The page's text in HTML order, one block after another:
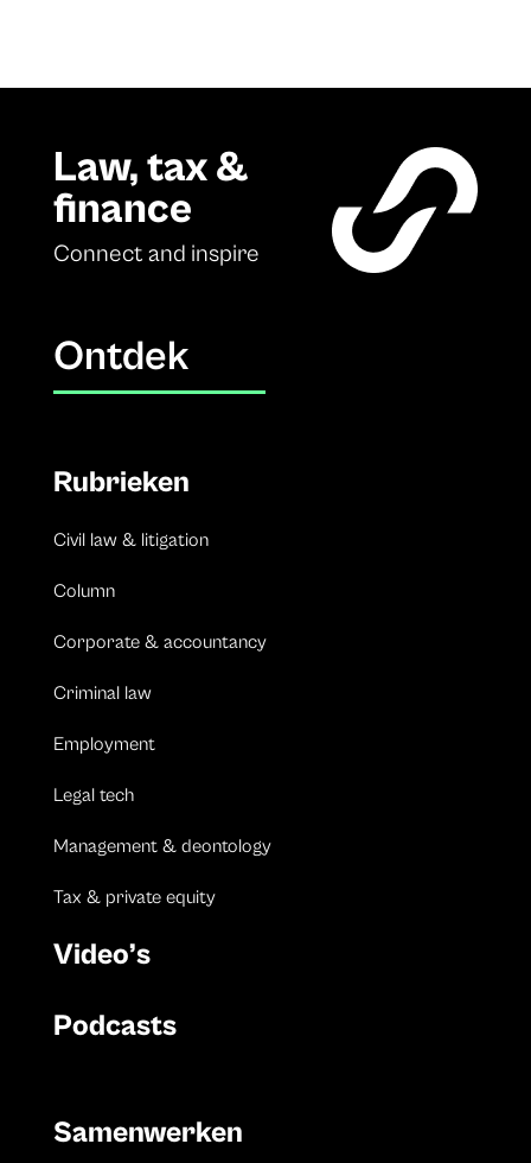
Law, tax &
finance
Connect and inspire
Ontdek
Rubrieken
Civil law & litigation
Column
Corporate & accountancy
Criminal law
Employment
Legal tech
Management & deontology
Tax & private equity
Video’s
Podcasts
Samenwerken